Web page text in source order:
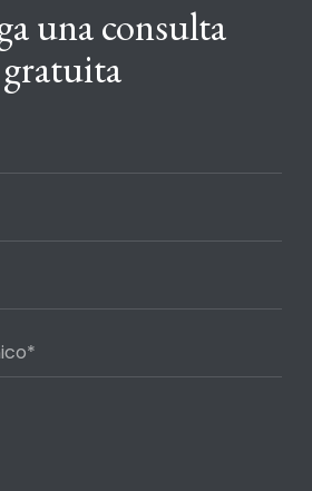
una consulta
gratuita